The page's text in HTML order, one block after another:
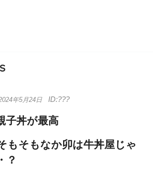
年5月24日
子丼が最高
もそもなか卯は牛丼屋じゃ
？